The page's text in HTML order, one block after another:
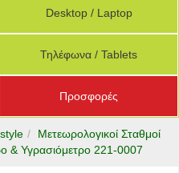
Desktop / Laptop
Τηλέφωνα / Tablets
Προσφορές
Μετεωρολογικοί Σταθμοί
& Υγρασιόμετρo 221-0007